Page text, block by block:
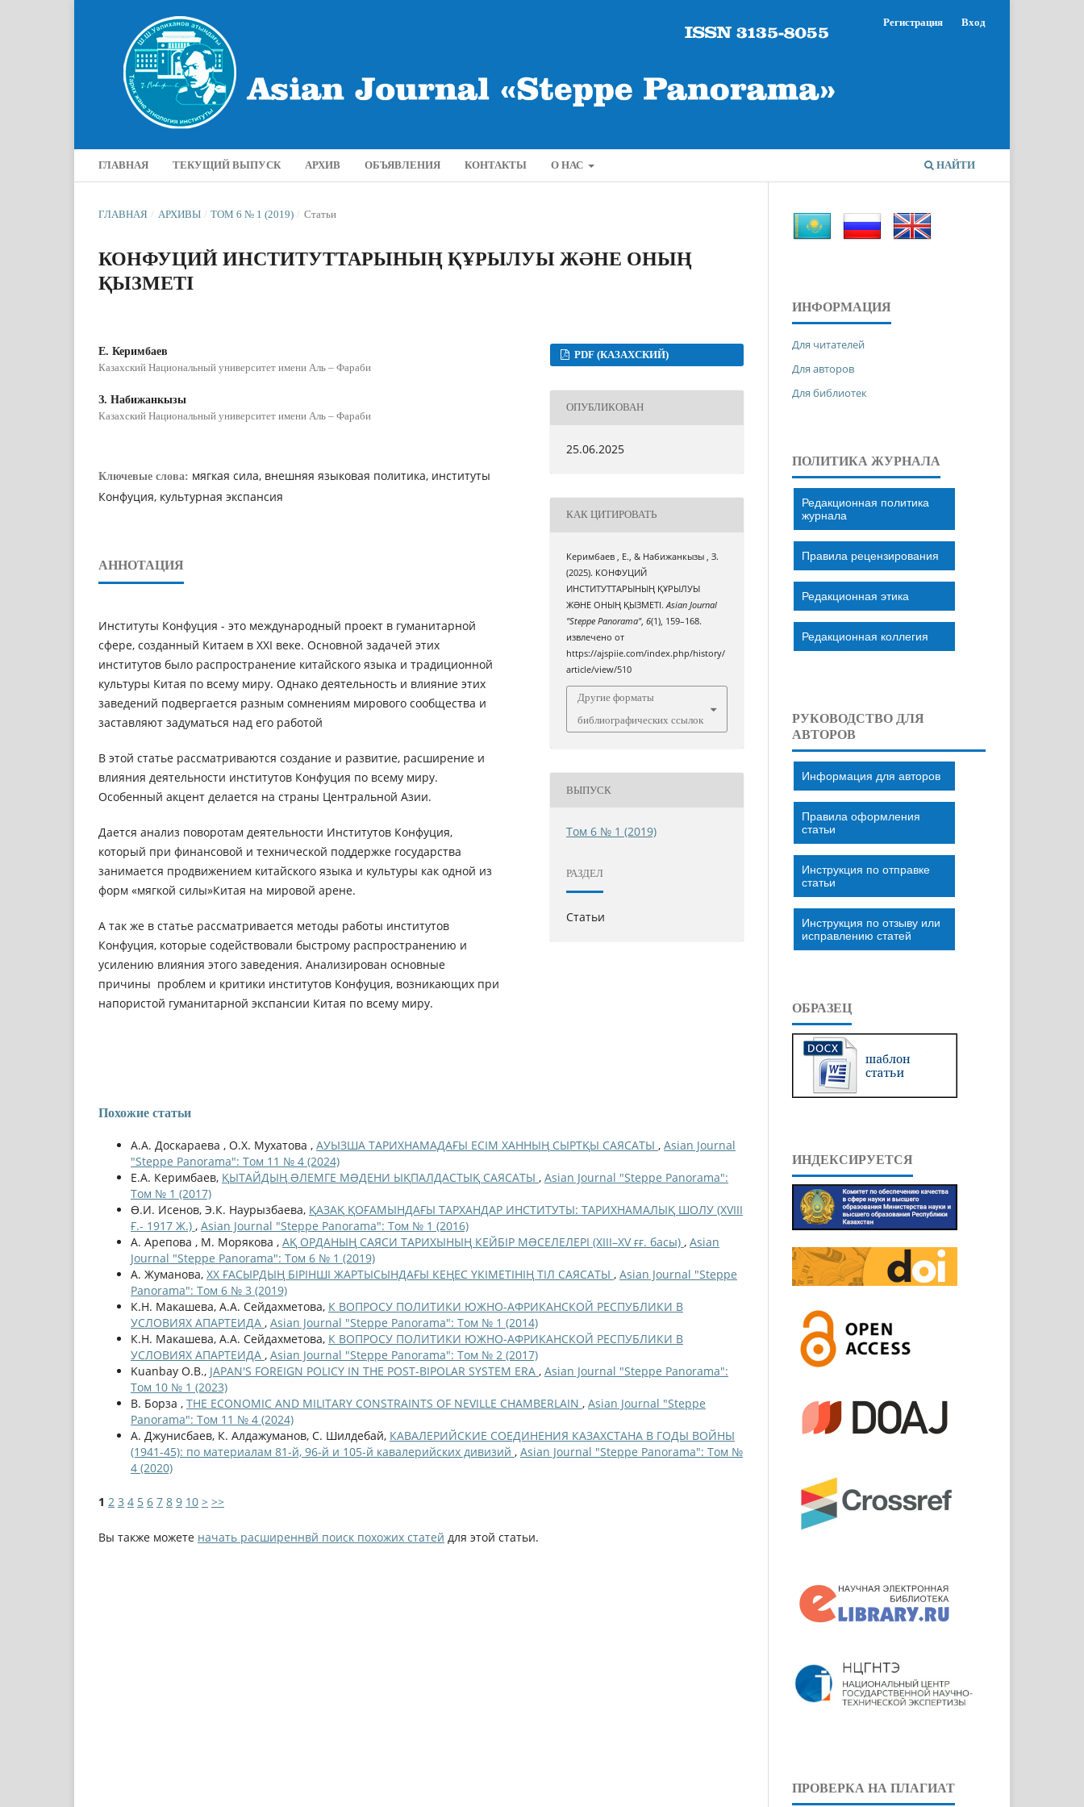
ГЛАВНАЯ ТЕКУЩИЙ ВЫПУСК АРХИВ ОБЪЯВЛЕНИЯ КОНТАКТЫ О НАС НАЙТИ
Регистрация Вход
ГЛАВНАЯ / АРХИВЫ / ТОМ 6 № 1 (2019) / Статьи
КОНФУЦИЙ ИНСТИТУТТАРЫНЫҢ ҚҰРЫЛУЫ ЖƏНЕ ОНЫҢ
ҚЫЗМЕТІ
Е. Керимбаев
Казахский Национальный университет имени Аль – Фараби
З. Набижанкызы
Казахский Национальный университет имени Аль – Фараби
Ключевые слова: мягкая сила, внешняя языковая политика, институты
Конфуция, культурная экспансия
АННОТАЦИЯ
Институты Конфуция - это международный проект в гуманитарной
сфере, созданный Китаем в XXI веке. Основной задачей этих
институтов было распространение китайского языка и традиционной
культуры Китая по всему миру. Однако деятельность и влияние этих
заведений подвергается разным сомнениям мирового сообщества и
заставляют задуматься над его работой
В этой статье рассматриваются создание и развитие, расширение и
влияния деятельности институтов Конфуция по всему миру.
Особенный акцент делается на страны Центральной Азии.
Дается анализ поворотам деятельности Институтов Конфуция,
который при финансовой и технической поддержке государства
занимается продвижением китайского языка и культуры как одной из
форм «мягкой силы»Китая на мировой арене.
А так же в статье рассматривается методы работы институтов
Конфуция, которые содействовали быстрому распространению и
усилению влияния этого заведения. Анализирован основные
причины проблем и критики институтов Конфуция, возникающих при
напористой гуманитарной экспансии Китая по всему миру.
PDF (КАЗАХСКИЙ)
ОПУБЛИКОВАН
25.06.2025
КАК ЦИТИРОВАТЬ
Керимбаев , Е., & Набижанкызы , З.
(2025). КОНФУЦИЙ
ИНСТИТУТТАРЫНЫҢ ҚҰРЫЛУЫ
ЖƏНЕ ОНЫҢ ҚЫЗМЕТІ.Asian Journal
"Steppe Panorama",6(1), 159–168.
извлечено от
https://ajspiie.com/index.php/history/
article/view/510
Другие форматы
библиографических ссылок
ВЫПУСК
Том 6 № 1 (2019)
РАЗДЕЛ
Статьи
Похожие статьи
А.А. Доскараева , О.Х. Мухатова , АУЫЗША ТАРИХНАМАДАҒЫ ЕСІМ ХАННЫҢ СЫРТҚЫ САЯСАТЫ , Asian Journal
"Steppe Panorama": Том 11 № 4 (2024)
Е.А. Керимбаев, ҚЫТАЙДЫҢ ƏЛЕМГЕ МƏДЕНИ ЫҚПАЛДАСТЫҚ САЯСАТЫ , Asian Journal "Steppe Panorama":
Том № 1 (2017)
Ө.И. Исенов, Э.К. Наурызбаева, ҚАЗАҚ ҚОҒАМЫНДАҒЫ ТАРХАНДАР ИНСТИТУТЫ: ТАРИХНАМАЛЫҚ ШОЛУ (XVIII
Ғ.- 1917 Ж.) , Asian Journal "Steppe Panorama": Том № 1 (2016)
А. Арепова , М. Морякова , АҚ ОРДАНЫҢ САЯСИ ТАРИХЫНЫҢ КЕЙБІР МƏСЕЛЕЛЕРІ (XIII–XV ғғ. басы) , Asian
Journal "Steppe Panorama": Том 6 № 1 (2019)
А. Жуманова, ХХ ҒАСЫРДЫҢ БІРІНШІ ЖАРТЫСЫНДАҒЫ КЕҢЕС ҮКІМЕТІНІҢ ТІЛ САЯСАТЫ , Asian Journal "Steppe
Panorama": Том 6 № 3 (2019)
К.Н. Макашева, А.А. Сейдахметова, К ВОПРОСУ ПОЛИТИКИ ЮЖНО-АФРИКАНСКОЙ РЕСПУБЛИКИ В
УСЛОВИЯХ АПАРТЕИДА , Asian Journal "Steppe Panorama": Том № 1 (2014)
К.Н. Макашева, А.А. Сейдахметова, К ВОПРОСУ ПОЛИТИКИ ЮЖНО-АФРИКАНСКОЙ РЕСПУБЛИКИ В
УСЛОВИЯХ АПАРТЕИДА , Asian Journal "Steppe Panorama": Том № 2 (2017)
Kuanbay O.B., JAPAN'S FOREIGN POLICY IN THE POST-BIPOLAR SYSTEM ERA , Asian Journal "Steppe Panorama":
Том 10 № 1 (2023)
В. Борза , THE ECONOMIC AND MILITARY CONSTRAINTS OF NEVILLE CHAMBERLAIN , Asian Journal "Steppe
Panorama": Том 11 № 4 (2024)
А. Джунисбаев, К. Алдажуманов, С. Шилдебай, КАВАЛЕРИЙСКИЕ СОЕДИНЕНИЯ КАЗАХСТАНА В ГОДЫ ВОЙНЫ
(1941-45): по материалам 81-й, 96-й и 105-й кавалерийских дивизий , Asian Journal "Steppe Panorama": Том №
4 (2020)
1 2 3 4 5 6 7 8 9 10 > >>
Вы также можете начать расширеннвй поиск похожих статей для этой статьи.
ИНФОРМАЦИЯ
Для читателей
Для авторов
Для библиотек
ПОЛИТИКА ЖУРНАЛА
Редакционная политика
журнала
Правила рецензирования
Редакционная этика
Редакционная коллегия
РУКОВОДСТВО ДЛЯ
АВТОРОВ
Информация для авторов
Правила оформления
статьи
Инструкция по отправке
статьи
Инструкция по отзыву или
исправлению статей
ОБРАЗЕЦ
ИНДЕКСИРУЕТСЯ
ПРОВЕРКА НА ПЛАГИАТ